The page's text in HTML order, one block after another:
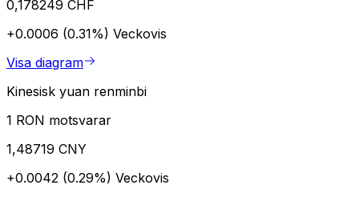
0,178249 CHF
+0.0006 (0.31%) Veckovis
Visa diagram
Kinesisk yuan renminbi
1 RON motsvarar
1,48719 CNY
+0.0042 (0.29%) Veckovis